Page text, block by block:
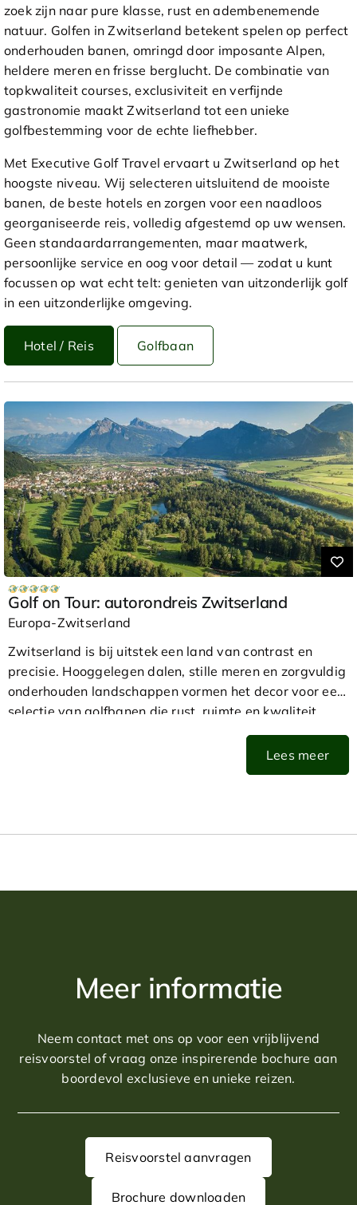
zoek zijn naar pure klasse, rust en adembenemende
natuur. Golfen in Zwitserland betekent spelen op perfect
onderhouden banen, omringd door imposante Alpen,
heldere meren en frisse berglucht. De combinatie van
topkwaliteit courses, exclusiviteit en verfijnde
gastronomie maakt Zwitserland tot een unieke
golfbestemming voor de echte liefhebber.
Met Executive Golf Travel ervaart u Zwitserland op het
hoogste niveau. Wij selecteren uitsluitend de mooiste
banen, de beste hotels en zorgen voor een naadloos
georganiseerde reis, volledig afgestemd op uw wensen.
Geen standaardarrangementen, maar maatwerk,
persoonlijke service en oog voor detail — zodat u kunt
focussen op wat echt telt: genieten van uitzonderlijk golf
in een uitzonderlijke omgeving.
Hotel / Reis Golfbaan
Golf on Tour: autorondreis Zwitserland
Europa-Zwitserland
Zwitserland is bij uitstek een land van contrast en
precisie. Hooggelegen dalen, stille meren en zorgvuldig
onderhouden landschappen vormen het decor voor een
selectie van golfbanen die rust, ruimte en kwaliteit
combineren. Golfen in Zwitserland betekent spelen op
hoogte, met aandacht voor het terrein en het ritme van
de dag. De omgeving is nooit dominant, maar altijd
Executive Golf Travel ontwerpt reizen waarin golf en
golfdagen logisch gespreid. U reist in een rustig tempo,
U arriveert in Bad Ragaz, gelegen in de Rijnvallei aan
de rand van de Zwitserse Alpen, op circa anderhalf uur
rijden van Zürich. U verblijft één nacht in het Grand
uitgebreide faciliteiten.
Dag 2: Bad Ragaz - St. Moritz (ca. 100 km)
In de ochtend speelt u op de Bad Ragaz Golf Club, een
baan met een lange geschiedenis en een open ligging
Lees meer
Meer informatie
Neem contact met ons op voor een vrijblijvend
reisvoorstel of vraag onze inspirerende bochure aan
boordevol exclusieve en unieke reizen.
Reisvoorstel aanvragen
Brochure downloaden